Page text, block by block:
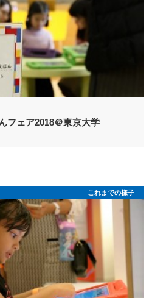
フェア2018＠東京大学
これまでの様子